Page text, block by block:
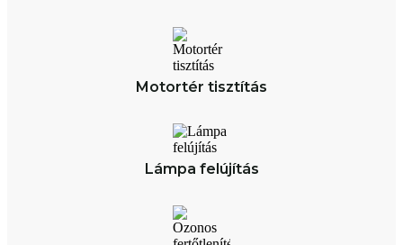
Motortér tisztítás
Lámpa felújítás